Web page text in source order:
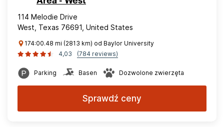
114 Melodie Drive
West, Texas 76691, United States
174:00.48 mi (2813 km) od Baylor University
4,03
(784 reviews)
Parking Basen Dozwolone zwierzęta
Sprawdź ceny